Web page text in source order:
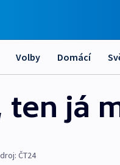
Volby Domácí
ten já
ČT24